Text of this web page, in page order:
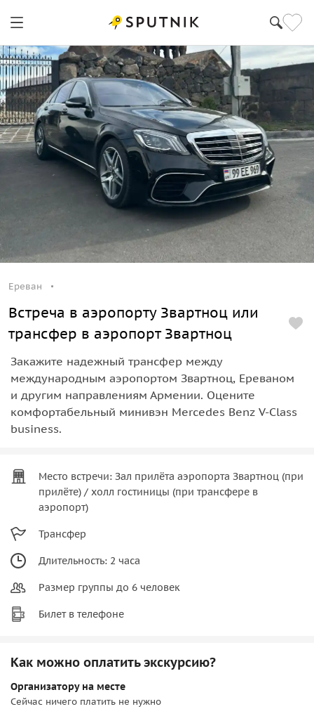
Ереван
Встреча в аэропорту Звартноц или
трансфер в аэропорт Звартноц
Закажите надежный трансфер между
международным аэропортом Звартноц, Ереваном
и другим направлениям Армении. Оцените
комфортабельный минивэн Mercedes Benz V-Class
business.
Место встречи: Зал прилёта аэропорта Звартноц (при
прилёте) / холл гостиницы (при трансфере в
аэропорт)
Трансфер
Длительность: 2 часа
Размер группы до 6 человек
Билет в телефоне
Как можно оплатить экскурсию?
Организатору на месте
Сейчас ничего платить не нужно